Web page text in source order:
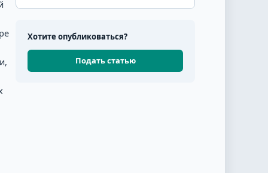
Хотите опубликоваться?
Подать статью